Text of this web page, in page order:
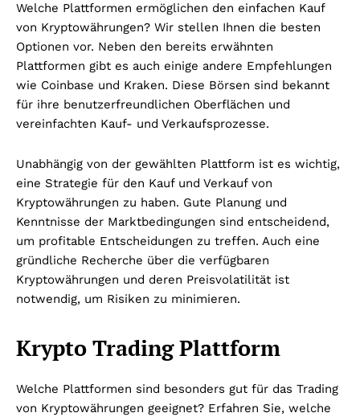
Welche Plattformen ermöglichen den einfachen Kauf
von Kryptowährungen? Wir stellen Ihnen die besten
Optionen vor. Neben den bereits erwähnten
Plattformen gibt es auch einige andere Empfehlungen
wie Coinbase und Kraken. Diese Börsen sind bekannt
für ihre benutzerfreundlichen Oberflächen und
vereinfachten Kauf- und Verkaufsprozesse.
Unabhängig von der gewählten Plattform ist es wichtig,
eine Strategie für den Kauf und Verkauf von
Kryptowährungen zu haben. Gute Planung und
Kenntnisse der Marktbedingungen sind entscheidend,
um profitable Entscheidungen zu treffen. Auch eine
gründliche Recherche über die verfügbaren
Kryptowährungen und deren Preisvolatilität ist
notwendig, um Risiken zu minimieren.
Krypto Trading Plattform
Welche Plattformen sind besonders gut für das Trading
von Kryptowährungen geeignet? Erfahren Sie, welche